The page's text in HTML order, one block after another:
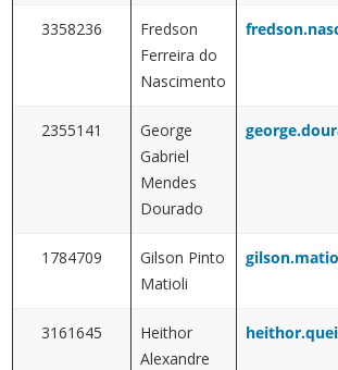
3358236
Fredson
Ferreira do
Nascimento
2355141
George
Gabriel
Mendes
Dourado
1784709
Gilson Pinto
Matioli
3161645
Heithor
Alexandre